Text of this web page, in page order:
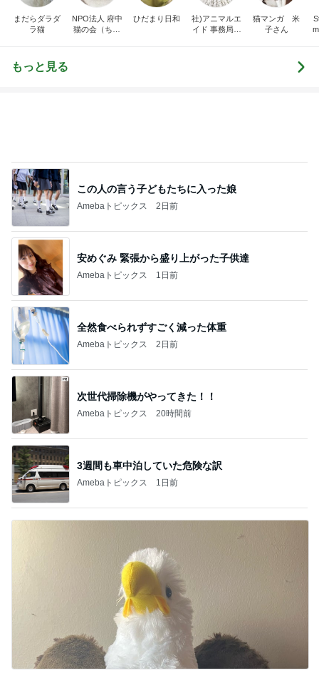
まだらダラダ
ラ猫
NPO法人 府中
猫の会（ちゅ
ひだまり日和
社)アニマルエ
イド 事務局＆
猫マンガ 米
子さん
もっと見る
安めぐみ 緊張から盛り上がった子供達
Amebaトピックス 1日前
全然食べられずすごく減った体重
Amebaトピックス 2日前
次世代掃除機がやってきた！！
Amebaトピックス 20時間前
3週間も車中泊していた危険な訳
Amebaトピックス 1日前
鷲と鷹の大きさでしていた勘違い
Amebaトピックス 1日前
記事を読む